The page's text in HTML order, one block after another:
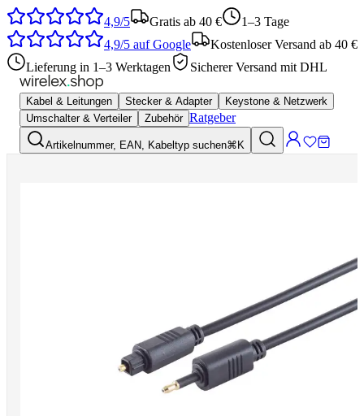
4,9/5 Gratis ab 40 €
1–3 Tage
4,9/5 auf Google
Kostenloser Versand ab 40 €
Lieferung in 1–3 Werktagen
Sicherer Versand mit DHL
Kabel & Leitungen Stecker & Adapter
Keystone & Netzwerk
Umschalter & Verteiler
Zubehör Ratgeber
Artikelnummer, EAN, Kabeltyp suchen⌘K